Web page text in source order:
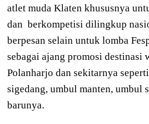
atlet muda Klaten khususnya
dan berkompetisi dilingkup
berpesan selain untuk lomba
sebagai ajang promosi destinasi
Polanharjo dan sekitarnya
sigedang, umbul manten, umbul
barunya.